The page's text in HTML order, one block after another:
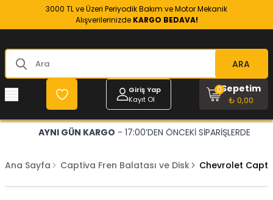
3000 TL ve Üzeri Periyodik Bakım ve Motor Mekanik
Alışverilerinizde KARGO BEDAVA!
ARA
Giriş Yap
Kayıt Ol
Sepetim
₺ 0,00
0
AYNI GÜN KARGO - 17:00’DEN ÖNCEKİ SİPARİŞLERDE
Ana Sayfa Captiva Fren Balatası ve Disk Chevrolet